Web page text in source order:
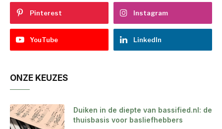
Pinterest Instagram
YouTube LinkedIn
ONZE KEUZES
Duiken in de diepte van bassified.nl: de
thuisbasis voor basliefhebbers